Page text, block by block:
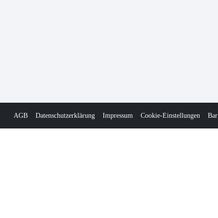
AGB Datenschutzerklärung Impressum Cookie-Einstellungen